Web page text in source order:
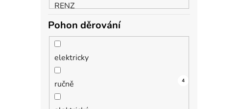
RENZ
Pohon děrování
elektricky
4
ručně 21
4